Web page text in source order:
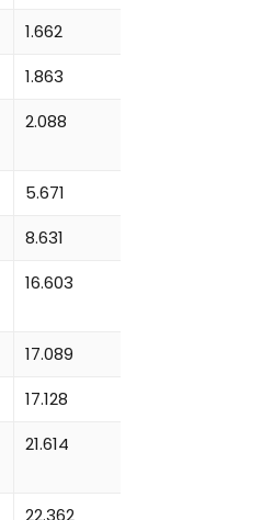
1.662
1.863
2.088
5.671
8.631
16.603
17.089
17.128
21.614
22.362